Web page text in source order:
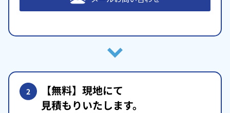
2 【無料】現地にて
見積もりいたします。